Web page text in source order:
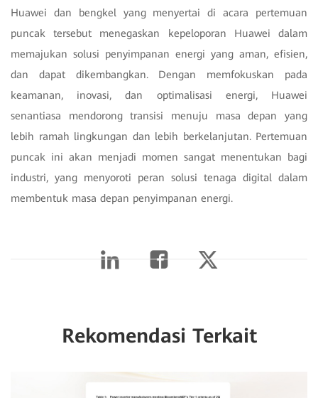
Huawei dan bengkel yang menyertai di acara pertemuan
puncak tersebut menegaskan kepeloporan Huawei dalam
memajukan solusi penyimpanan energi yang aman, efisien,
dan dapat dikembangkan. Dengan memfokuskan pada
keamanan, inovasi, dan optimalisasi energi, Huawei
senantiasa mendorong transisi menuju masa depan yang
lebih ramah lingkungan dan lebih berkelanjutan. Pertemuan
puncak ini akan menjadi momen sangat menentukan bagi
industri, yang menyoroti peran solusi tenaga digital dalam
membentuk masa depan penyimpanan energi.
Rekomendasi Terkait